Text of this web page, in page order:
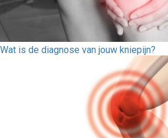
Wat is de diagnose van jouw kniepijn?